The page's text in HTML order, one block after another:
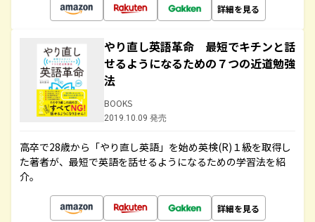
詳細を見る
やり直し英語革命 最短でキチンと話
せるようになるための７つの近道勉強
法
BOOKS
2019.10.09 発売
高卒で28歳から「やり直し英語」を始め英検(R)１級を取得し
た著者が、最短で英語を話せるようになるための学習法を紹
介。
詳細を見る